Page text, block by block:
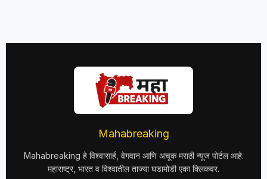
Mahabreaking
Mahabreaking हे विश्वासार्ह, वेगवान आणि अचूक मराठी न्यूज पोर्टल आहे.
महाराष्ट्र, भारत व विश्वातील ताज्या घडामोडी एका क्लिकवर.